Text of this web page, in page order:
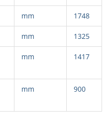
mm 1748
mm 1325
mm 1417
mm 900